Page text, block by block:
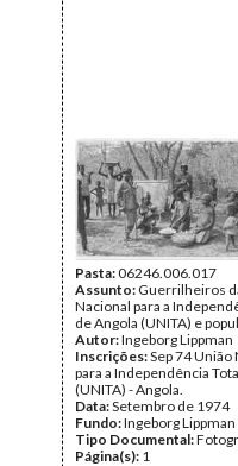
Pasta:06246.006.017
Assunto: Guerrilheiros
Nacional para a
de Angola (UNITA) e
Autor:Ingeborg Lippman
Inscrições:Sep 74 União
para a Independência
(UNITA) - Angola.
Data:Setembro de 1974
Fundo:Ingeborg Lippman
Tipo Documental:
Página(s): 1